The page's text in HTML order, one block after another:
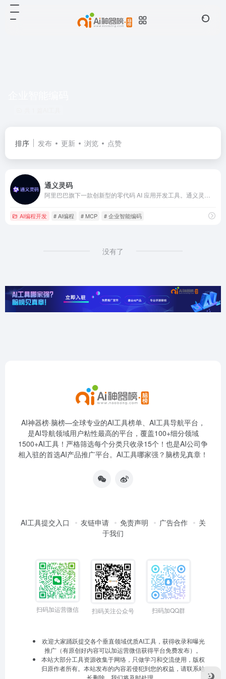
排序 发布 更新 浏览 点赞
通义灵码
AI编程开发 # AI编程 # MCP # 企业智能编码
没有了
AI神器榜·脑榜—全球专业的AI工具榜单、AI工具导航平台，
是AI导航领域用户粘性最高的平台，覆盖100+细分领域
1500+AI工具！严格筛选每个分类只收录15个！也是AI公司争
相入驻的首选AI产品推广平台。AI工具哪家强？脑榜见真章！
AI工具提交入口 友链申请 免责声明 广告合作
关
于我们
扫码加运营微信 扫码关注公众号 扫码加QQ群
欢迎大家踊跃提交各个垂直领域优质AI工具，获得收录和曝光
推广（有原创好内容可以加运营微信获得平台免费发布）。
本站大部分工具资源收集于网络，只做学习和交流使用，版权
归原作者所有。本站发布的内容若侵犯到您的权益，请联系站
长删除，我们将及时处理。